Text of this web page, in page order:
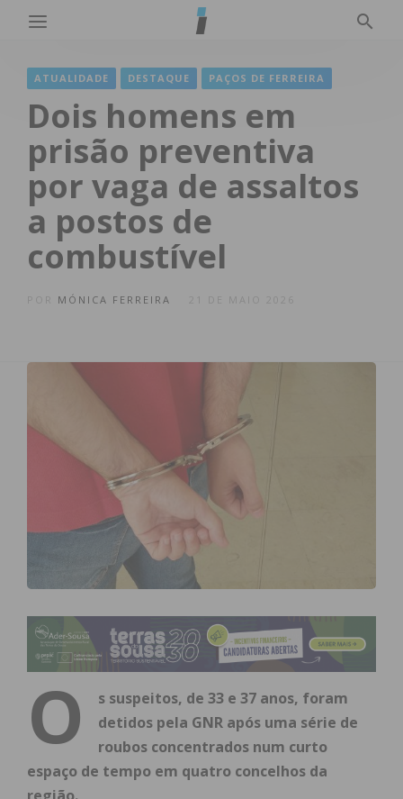
ATUALIDADE DESTAQUE PAÇOS DE FERREIRA
Dois homens em
prisão preventiva
por vaga de assaltos
a postos de
combustível
MÓNICA FERREIRA 21 DE MAIO 2026
O
s suspeitos, de 33 e 37 anos, foram
detidos pela GNR após uma série de
roubos concentrados num curto
espaço de tempo em quatro concelhos da